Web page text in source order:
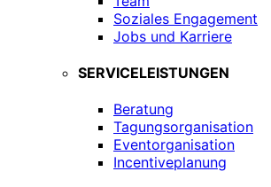
Soziales Engagement
Jobs und Karriere
SERVICELEISTUNGEN
Beratung
Tagungsorganisation
Eventorganisation
Incentiveplanung